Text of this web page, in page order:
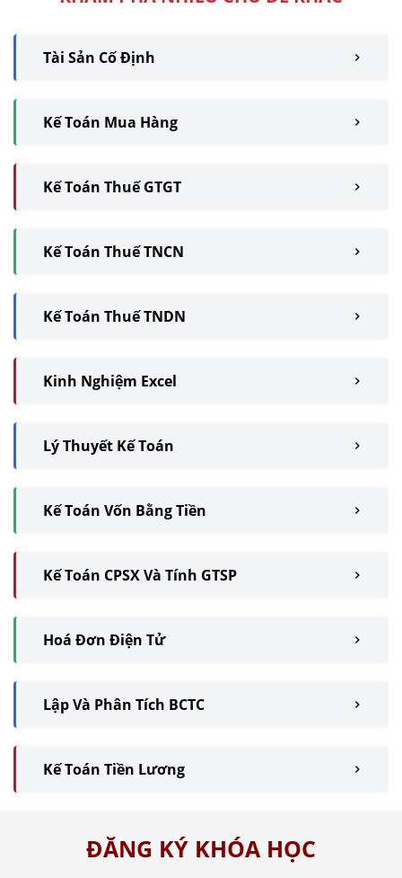
Tài Sản Cố Định
Kế Toán Mua Hàng
Kế Toán Thuế GTGT
Kế Toán Thuế TNCN
Kế Toán Thuế TNDN
Kinh Nghiệm Excel
Lý Thuyết Kế Toán
Kế Toán Vốn Bằng Tiền
Kế Toán CPSX Và Tính GTSP
Hoá Đơn Điện Tử
Lập Và Phân Tích BCTC
Kế Toán Tiền Lương
ĐĂNG KÝ KHÓA HỌC